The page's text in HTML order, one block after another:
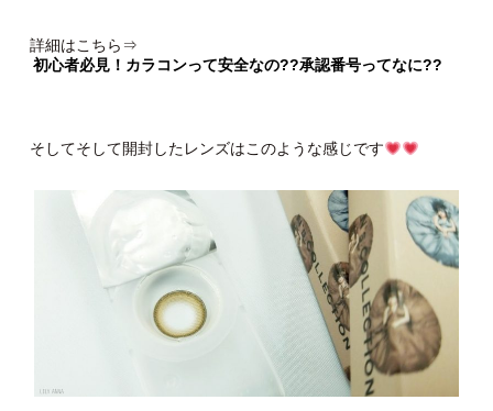
詳細はこちら⇒
初心者必見！カラコンって安全なの??承認番号ってなに??
そしてそして開封したレンズはこのような感じです